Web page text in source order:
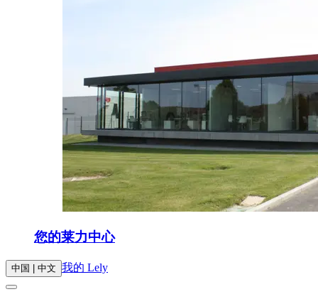
您的莱力中心
中国 | 中文 我的 Lely